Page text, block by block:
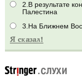
2.В результате
Палестина
3.На Ближнем